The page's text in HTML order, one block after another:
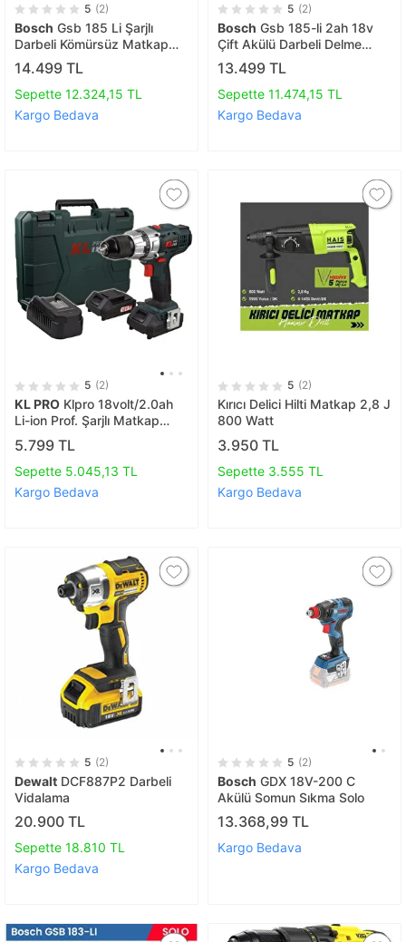
5 (2)
Bosch Gsb 185 Li Şarjlı
Darbeli Kömürsüz Matkap
Vidalama Çift Akü Çanta
Hediyeli
14.499 TL
Sepette 12.324,15 TL
Kargo Bedava
5 (2)
Bosch Gsb 185-li 2ah 18v
Çift Akülü Darbeli Delme
Vidalama 103 Parça
Aksesuar Seti+sırt Çantası
13.499 TL
Sepette 11.474,15 TL
Kargo Bedava
5 (2)
KL PRO Klpro 18volt/2.0ah
Li-ion Prof. Şarjlı Matkap
Klnm18-20
5.799 TL
Sepette 5.045,13 TL
Kargo Bedava
5 (2)
Kırıcı Delici Hilti Matkap 2,8 J
800 Watt
3.950 TL
Sepette 3.555 TL
Kargo Bedava
5 (2)
Dewalt DCF887P2 Darbeli
Vidalama
20.900 TL
Sepette 18.810 TL
Kargo Bedava
5 (2)
Bosch GDX 18V-200 C
Akülü Somun Sıkma Solo
13.368,99 TL
Kargo Bedava